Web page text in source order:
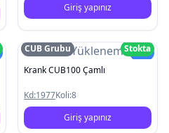
Giriş yapınız
Resim YüklenemediYeni
CUB Grubu
Stokta
Krank CUB100 Çamlı
Kd:1977Koli:8
Giriş yapınız